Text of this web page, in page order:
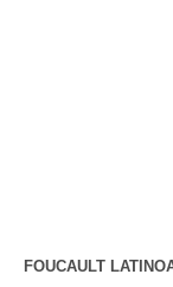
FOUCAULT